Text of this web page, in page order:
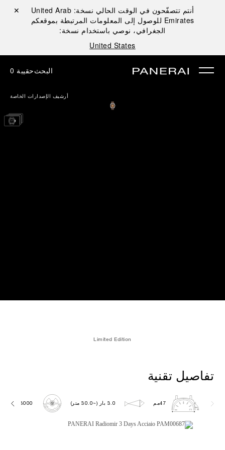
أنتم تتصفّحون في الوقت الحالي نسخة: United Arab
Emirates للوصول إلى المعلومات المرتبطة بموقعكم
الجغرافي، نوصي باستخدام نسخة:
United States
إغلاق ✕
البحثحقيبة 0
أرشيف الإصدارات الخاصة
Limited Edition
تفاصيل تقنية
47مم 3.0 بار (~30.0 متر) P3000